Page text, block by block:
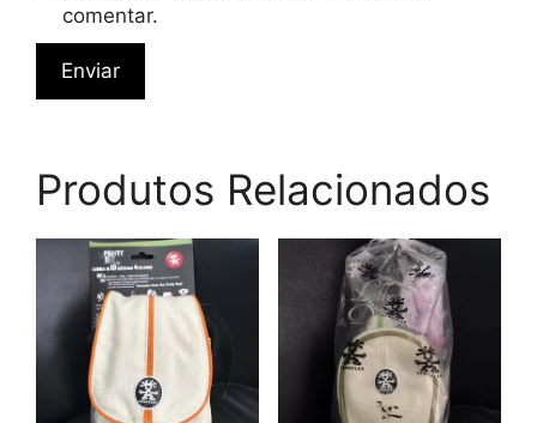
comentar.
Produtos Relacionados